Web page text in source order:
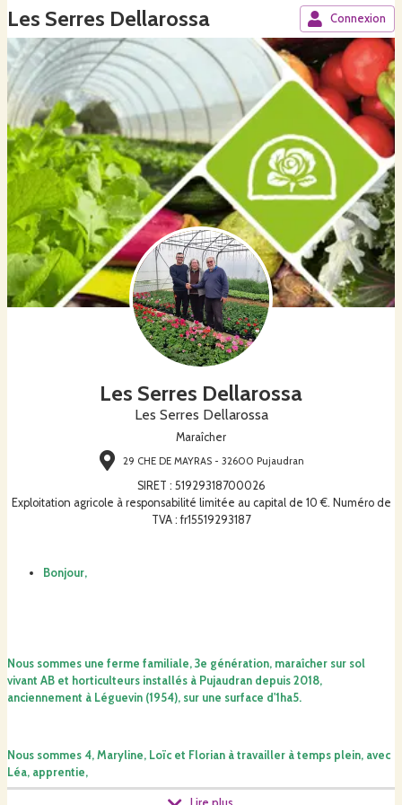
Les Serres Dellarossa Connexion
Les Serres Dellarossa
Les Serres Dellarossa
Maraîcher
29 CHE DE MAYRAS - 32600 Pujaudran
SIRET : 51929318700026
Exploitation agricole à responsabilité limitée au capital de 10 €. Numéro de
TVA : fr15519293187
Bonjour,
Nous sommes une ferme familiale, 3e génération, maraîcher sur sol
vivant AB et horticulteurs installés à Pujaudran depuis 2018,
anciennement à Léguevin (1954), sur une surface d'1ha5.
Nous sommes 4, Maryline, Loïc et Florian à travailler à temps plein, avec
Léa, apprentie,